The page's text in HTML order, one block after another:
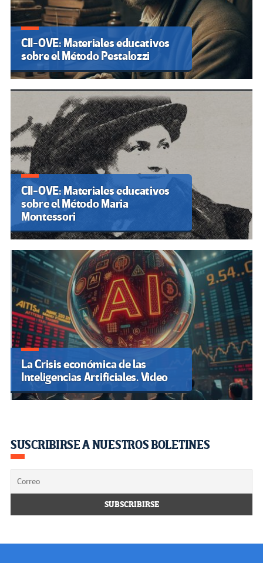
CII-OVE: Materiales educativos
sobre el Método Pestalozzi
CII-OVE: Materiales educativos
sobre el Método Maria
Montessori
La Crisis económica de las
Inteligencias Artificiales. Video
SUSCRIBIRSE A NUESTROS BOLETINES